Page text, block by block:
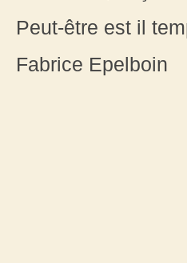
Peut-être est il
Fabrice Epelboin